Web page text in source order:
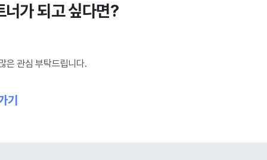
너가 되고 싶다면?
은 관심 부탁드립니다.
기